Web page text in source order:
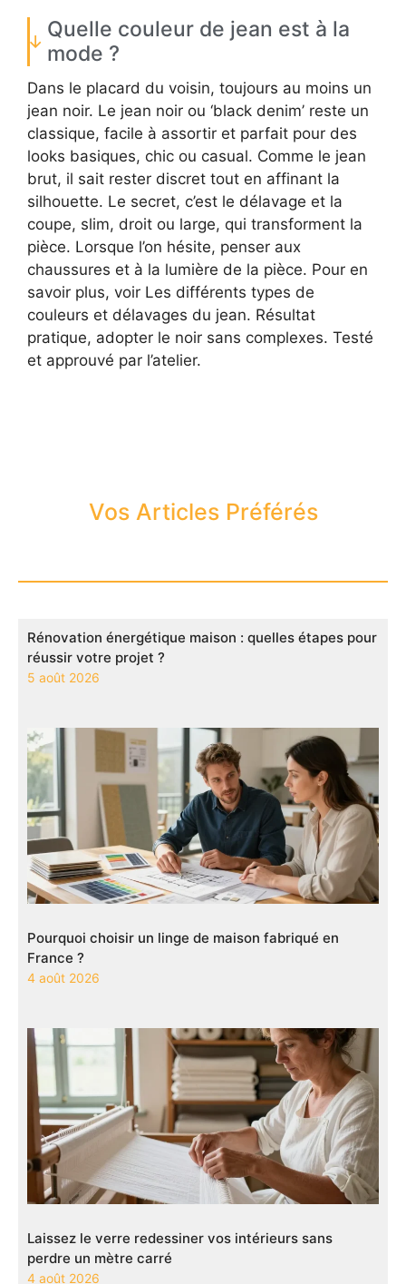
Quelle couleur de jean est à la
mode ?
Dans le placard du voisin, toujours au moins un
jean noir. Le jean noir ou ‘black denim’ reste un
classique, facile à assortir et parfait pour des
looks basiques, chic ou casual. Comme le jean
brut, il sait rester discret tout en affinant la
silhouette. Le secret, c’est le délavage et la
coupe, slim, droit ou large, qui transforment la
pièce. Lorsque l’on hésite, penser aux
chaussures et à la lumière de la pièce. Pour en
savoir plus, voir Les différents types de
couleurs et délavages du jean. Résultat
pratique, adopter le noir sans complexes. Testé
et approuvé par l’atelier.
Vos Articles Préférés
Rénovation énergétique maison : quelles étapes pour
réussir votre projet ?
5 août 2026
Pourquoi choisir un linge de maison fabriqué en
France ?
4 août 2026
Laissez le verre redessiner vos intérieurs sans
perdre un mètre carré
4 août 2026